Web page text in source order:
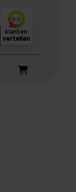
Winkelwagen
9,6
klanten
vertellen